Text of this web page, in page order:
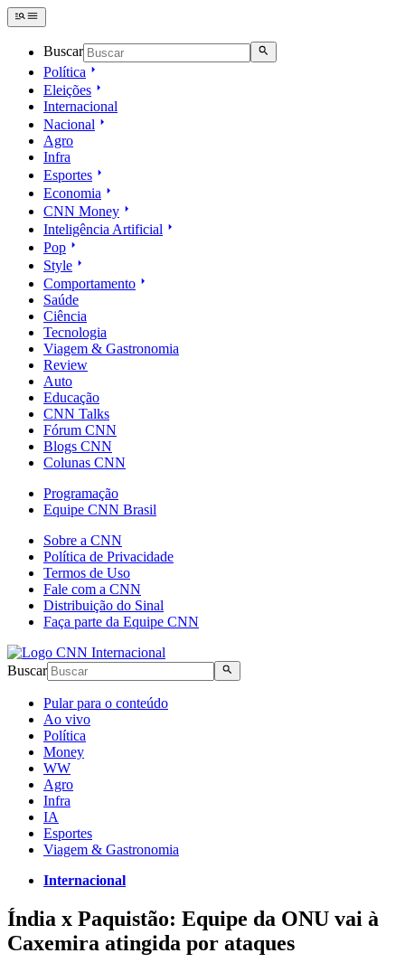
Buscar
Política
Eleições
Internacional
Nacional
Agro
Infra
Esportes
Economia
CNN Money
Inteligência Artificial
Pop
Style
Comportamento
Saúde
Ciência
Tecnologia
Viagem & Gastronomia
Review
Auto
Educação
CNN Talks
Fórum CNN
Blogs CNN
Colunas CNN
Programação
Equipe CNN Brasil
Sobre a CNN
Política de Privacidade
Termos de Uso
Fale com a CNN
Distribuição do Sinal
Faça parte da Equipe CNN
Buscar
Pular para o conteúdo
Ao vivo
Política
Money
WW
Agro
Infra
IA
Esportes
Viagem & Gastronomia
Internacional
Índia x Paquistão: Equipe da ONU vai à
Caxemira atingida por ataques